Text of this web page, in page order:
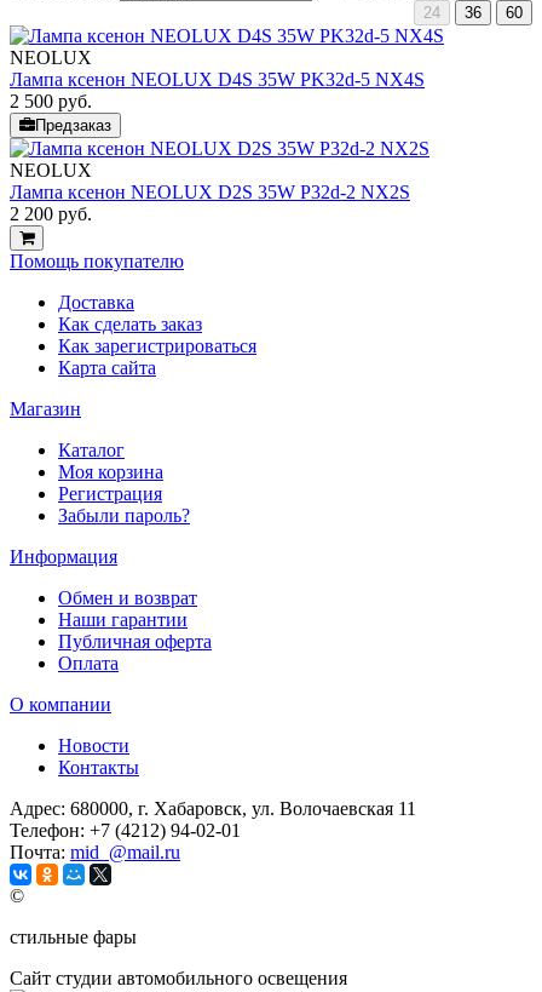
24 36 60
NEOLUX
Лампа ксенон NEOLUX D4S 35W PK32d-5 NX4S
2 500 руб.
Предзаказ
NEOLUX
Лампа ксенон NEOLUX D2S 35W P32d-2 NX2S
2 200 руб.
Помощь покупателю
Доставка
Как сделать заказ
Как зарегистрироваться
Карта сайта
Магазин
Каталог
Моя корзина
Регистрация
Забыли пароль?
Информация
Обмен и возврат
Наши гарантии
Публичная оферта
Оплата
О компании
Новости
Контакты
Адрес: 680000, г. Хабаровск, ул. Волочаевская 11
Телефон: +7 (4212) 94-02-01
Почта: mid_@mail.ru
©
стильные фары
Сайт студии автомобильного освещения